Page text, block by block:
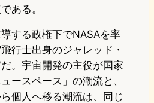
ある。
する政権下でNASAを率
行士出身のジャレッド・
。宇宙開発の主役が国家
ースペース」の潮流と、
個人へ移る潮流は、同じ